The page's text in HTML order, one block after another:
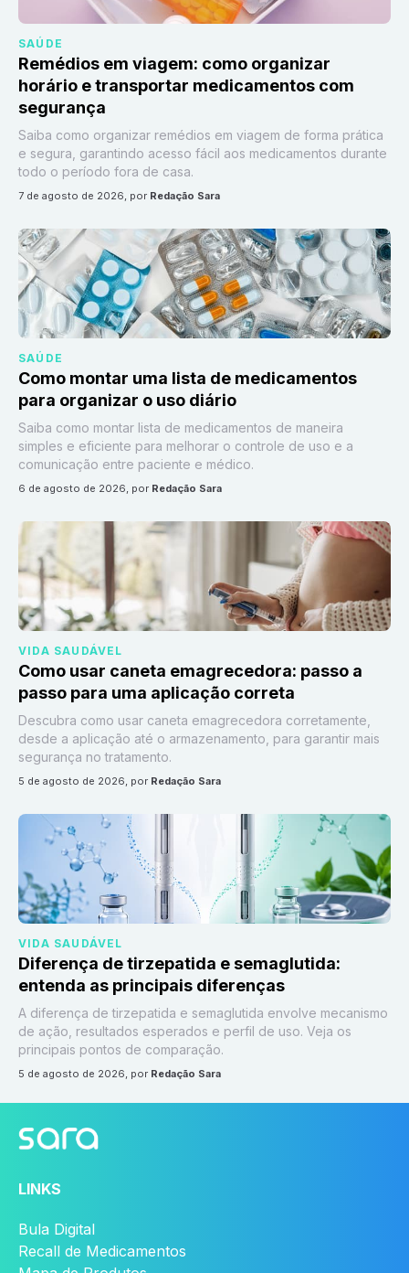
SAÚDE
Remédios em viagem: como organizar
horário e transportar medicamentos com
segurança
Saiba como organizar remédios em viagem de forma prática
e segura, garantindo acesso fácil aos medicamentos durante
todo o período fora de casa.
7 de agosto de 2026, por Redação Sara
SAÚDE
Como montar uma lista de medicamentos
para organizar o uso diário
Saiba como montar lista de medicamentos de maneira
simples e eficiente para melhorar o controle de uso e a
comunicação entre paciente e médico.
6 de agosto de 2026, por Redação Sara
VIDA SAUDÁVEL
Como usar caneta emagrecedora: passo a
passo para uma aplicação correta
Descubra como usar caneta emagrecedora corretamente,
desde a aplicação até o armazenamento, para garantir mais
segurança no tratamento.
5 de agosto de 2026, por Redação Sara
VIDA SAUDÁVEL
Diferença de tirzepatida e semaglutida:
entenda as principais diferenças
A diferença de tirzepatida e semaglutida envolve mecanismo
de ação, resultados esperados e perfil de uso. Veja os
principais pontos de comparação.
5 de agosto de 2026, por Redação Sara
LINKS
Bula Digital
Recall de Medicamentos